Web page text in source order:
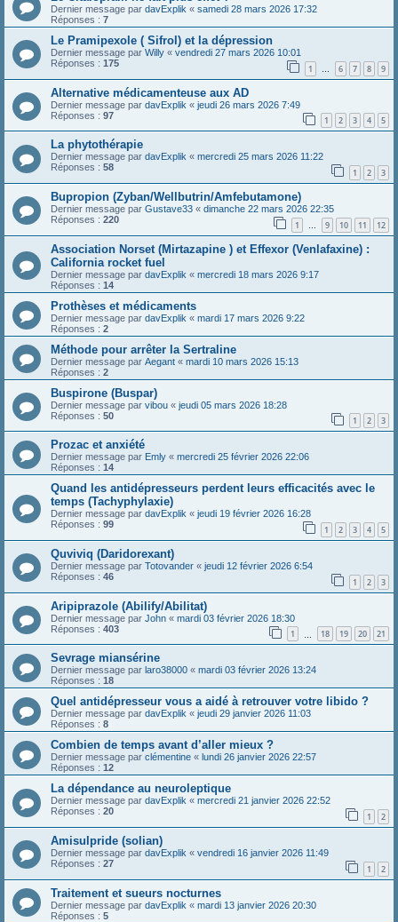
Dernier message par davExplik « samedi 28 mars 2026 17:32
Réponses : 7
Le Pramipexole ( Sifrol) et la dépression
Dernier message par Willy « vendredi 27 mars 2026 10:01
Réponses : 175 1 … 6 7 8 9
Alternative médicamenteuse aux AD
Dernier message par davExplik « jeudi 26 mars 2026 7:49
Réponses : 97 1 2 3 4 5
La phytothérapie
Dernier message par davExplik « mercredi 25 mars 2026 11:22
Réponses : 58 1 2 3
Bupropion (Zyban/Wellbutrin/Amfebutamone)
Dernier message par Gustave33 « dimanche 22 mars 2026 22:35
Réponses : 220 1 … 9 10 11 12
Association Norset (Mirtazapine ) et Effexor (Venlafaxine) :
California rocket fuel
Dernier message par davExplik « mercredi 18 mars 2026 9:17
Réponses : 14
Prothèses et médicaments
Dernier message par davExplik « mardi 17 mars 2026 9:22
Réponses : 2
Méthode pour arrêter la Sertraline
Dernier message par Aegant « mardi 10 mars 2026 15:13
Réponses : 2
Buspirone (Buspar)
Dernier message par vibou « jeudi 05 mars 2026 18:28
Réponses : 50 1 2 3
Prozac et anxiété
Dernier message par Emly « mercredi 25 février 2026 22:06
Réponses : 14
Quand les antidépresseurs perdent leurs efficacités avec le
temps (Tachyphylaxie)
Dernier message par davExplik « jeudi 19 février 2026 16:28
Réponses : 99 1 2 3 4 5
Quviviq (Daridorexant)
Dernier message par Totovander « jeudi 12 février 2026 6:54
Réponses : 46 1 2 3
Aripiprazole (Abilify/Abilitat)
Dernier message par John « mardi 03 février 2026 18:30
Réponses : 403 1 18 19 20 21
Sevrage miansérine
Dernier message par laro38000 « mardi 03 février 2026 13:24
Réponses : 18
Quel antidépresseur vous a aidé à retrouver votre libido ?
Dernier message par davExplik « jeudi 29 janvier 2026 11:03
Réponses : 8
Combien de temps avant d’aller mieux ?
Dernier message par clémentine « lundi 26 janvier 2026 22:57
Réponses : 12
La dépendance au neuroleptique
Dernier message par davExplik « mercredi 21 janvier 2026 22:52
Réponses : 20 1 2
Amisulpride (solian)
Dernier message par davExplik « vendredi 16 janvier 2026 11:49
Réponses : 27 1 2
Traitement et sueurs nocturnes
Dernier message par davExplik « mardi 13 janvier 2026 20:30
Réponses : 5